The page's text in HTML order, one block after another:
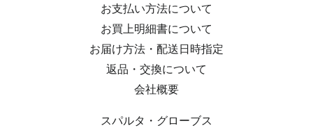
お支払い方法について
お買上明細書について
お届け方法・配送日時指定
返品・交換について
会社概要
スパルタ・グローブス